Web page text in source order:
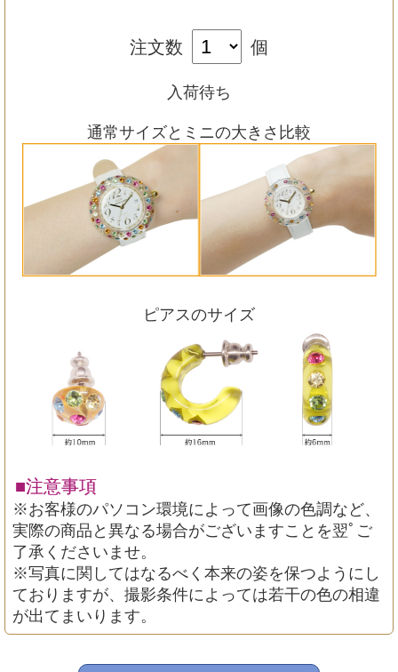
注文数 個
入荷待ち
通常サイズとミニの大きさ比較
ピアスのサイズ
■注意事項
※お客様のパソコン環境によって画像の色調など、
実際の商品と異なる場合がございますことを翌ﾟご
了承くださいませ。
※写真に関してはなるべく本来の姿を保つようにし
ておりますが、撮影条件によっては若干の色の相違
が出てまいります。